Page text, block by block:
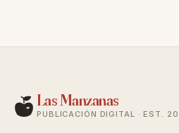
Las Manzanas
PUBLICACIÓN DIGITAL · EST.